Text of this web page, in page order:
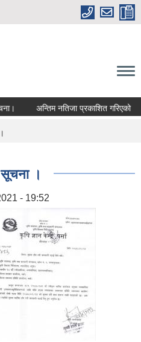
अन्तिम नतिजा प्रकाशित गरिएको
सूचना ।
- 19:52